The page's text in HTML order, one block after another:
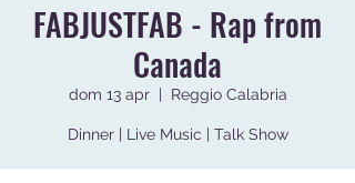
FABJUSTFAB - Rap from
Canada
dom 13 apr
  |
Reggio Calabria
Dinner | Live Music | Talk Show